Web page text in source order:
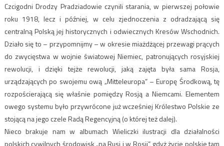
Czcigodni Drodzy Pradziadowie czynili starania, w pierwszej połowie
roku 1918, lecz i później, w celu zjednoczenia z odradzającą się
centralną Polską jej historycznych i odwiecznych Kresów Wschodnich.
Działo się to – przypomnijmy – w okresie miażdżącej przewagi prących
do zwycięstwa w wojnie światowej Niemiec, patronujących rosyjskiej
rewolucji, i dzięki tejże rewolucji, jaką zajęta była sama Rosja,
urządzających po swojemu ową „Mitteleuropa” – Europę Środkową, tę
rozpościerającą się właśnie pomiędzy Rosją a Niemcami. Elementem
owego systemu było przywrócone już wcześniej Królestwo Polskie ze
stojącą na jego czele Radą Regencyjną (o której też dalej).
Nieco brakuje nam w albumach Wieliczki ilustracji dla działalności
polskich cywilnych środowisk „na Rusi i w Rosji”, gdyż życie polskie tam